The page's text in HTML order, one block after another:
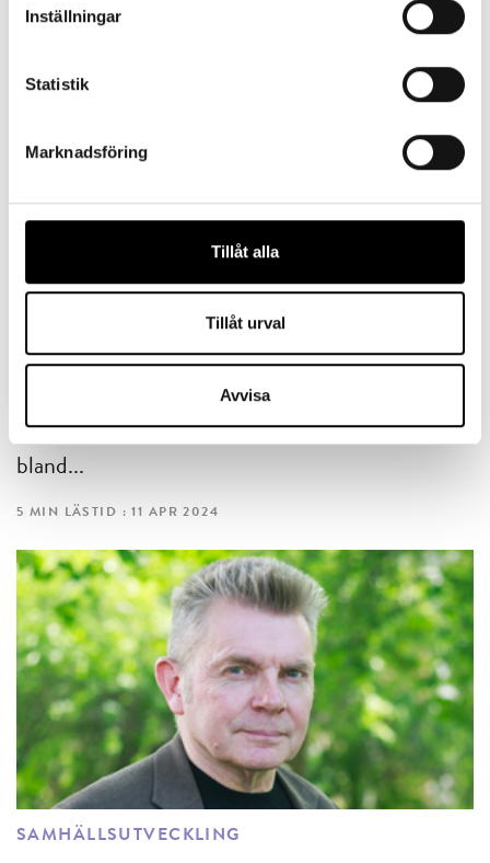
Inställningar
Statistik
Marknadsföring
Tillåt alla
Tillåt urval
Avvisa
Företagsamheten flödar vid Mörrumsån
Abu Garcia är ett välkänt varumärke
med Ambassadeurrullarna som juvelen i
deras stora produktsortiment med
bland...
5 MIN LÄSTID : 11 APR 2024
SAMHÄLLSUTVECKLING